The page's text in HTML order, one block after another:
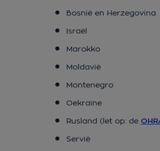
Bosnië en Herzegovina
Israël
Marokko
Moldavië
Montenegro
Oekraïne
Rusland (let op: de
Servië